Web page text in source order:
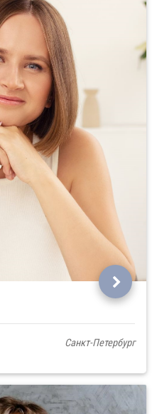
Санкт-Петербург